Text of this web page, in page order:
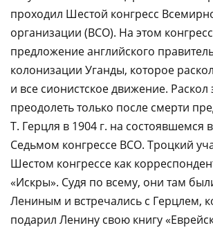
проходил Шестой конгресс
организации (ВСО). На этом
предложение английского
колонизации Уганды, которое
и все сионистское движение. Раскол
преодолеть только после смерти
Т. Герцля в 1904 г. на состоявшемся
Седьмом конгрессе ВСО. Троцкий
Шестом конгрессе как
«Искры». Судя по всему, они там
Лениным и встречались с Герцлем,
подарил Ленину свою книгу